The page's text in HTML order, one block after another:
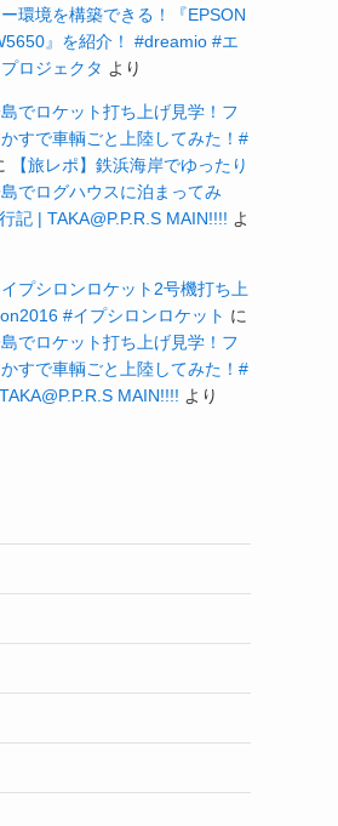
環境を構築できる！『EPSON
』を紹介！ #dreamio #エ
ロジェクタ より
島でロケット打ち上げ見学！フ
すで車輌ごと上陸してみた！#
【旅レポ】鉄浜海岸でゆったり
でログハウスに泊まってみ
記 | TAKA@P.P.R.S MAIN!!!! よ
プシロンロケット2号機打ち上
#イプシロンロケット に
島でロケット打ち上げ見学！フ
すで車輌ごと上陸してみた！#
MAIN!!!! より